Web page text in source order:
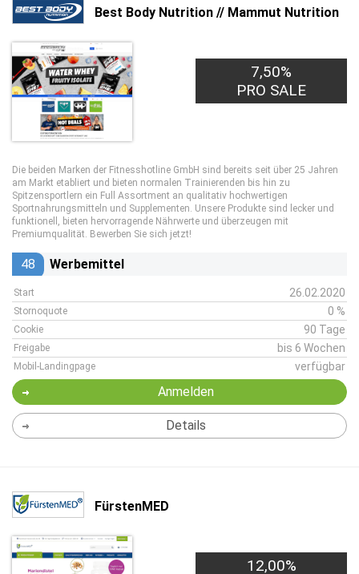
Best Body Nutrition // Mammut Nutrition
7,50%
PRO SALE
Die beiden Marken der Fitnesshotline GmbH sind bereits seit über 25 Jahren
am Markt etabliert und bieten normalen Trainierenden bis hin zu
Spitzensportlern ein Full Assortment an qualitativ hochwertigen
Sportnahrungsmitteln und Supplementen. Unsere Produkte sind lecker und
funktionell, bieten hervorragende Nährwerte und überzeugen mit
Premiumqualität. Bewerben Sie sich jetzt!
48 Werbemittel
Start 26.02.2020
Stornoquote 0 %
Cookie 90 Tage
Freigabe bis 6 Wochen
Mobil-Landingpage verfügbar
Anmelden
Details
FürstenMED
12,00%